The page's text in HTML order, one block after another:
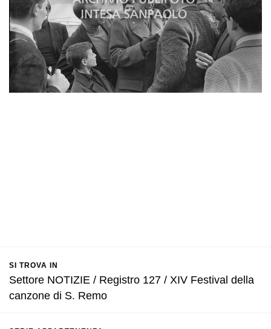
SI TROVA IN
Settore NOTIZIE / Registro 127 / XIV Festival della
canzone di S. Remo